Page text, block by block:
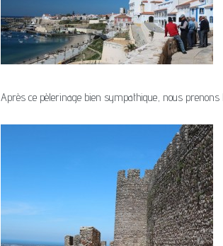
Après ce pèlerinage bien sympathique, nous prenons